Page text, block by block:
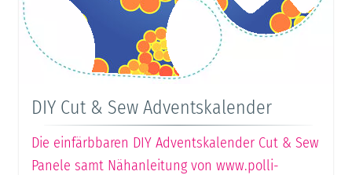
DIY Cut & Sew Adventskalender
Die einfärbbaren DIY Adventskalender Cut & Sew
Panele samt Nähanleitung von www.polli-